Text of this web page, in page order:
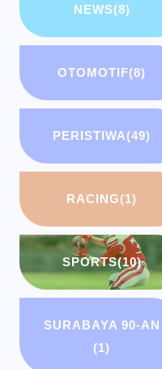
NEWS(8)
OTOMOTIF(8)
PERISTIWA(49)
RACING(1)
SPORTS(10)
SURABAYA 90-AN
(1)